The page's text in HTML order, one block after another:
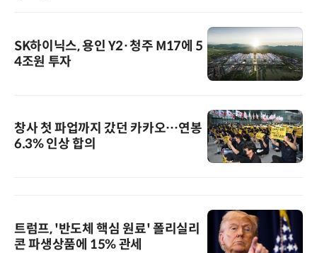
SK하이닉스, 용인 Y2·청주 M17에 5
4조원 투자
창사 첫 파업까지 갔던 카카오…연봉
6.3% 인상 합의
트럼프, '반도체 핵심 원료' 폴리실리
콘 파생상품에 15% 관세